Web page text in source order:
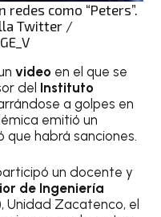
como “Peters”.
Twitter /
video en el que se
del Instituto
a golpes en
emitió un
habrá sanciones.
un docente y
de Ingeniería
Unidad Zacatenco, el